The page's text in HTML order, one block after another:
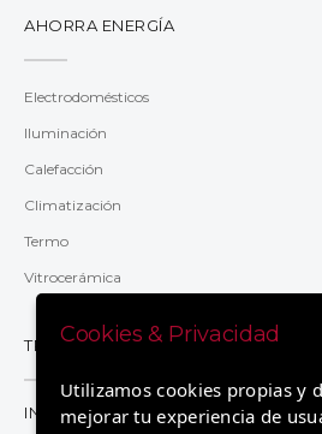
AHORRA ENERGÍA
Electrodomésticos
Iluminación
Calefacción
Climatización
Termo
Vitrocerámica
TRANSPARENCIA
INFORMACIÓN
Cookies & Privacidad
Utilizamos cookies propias y
mejorar tu experiencia de